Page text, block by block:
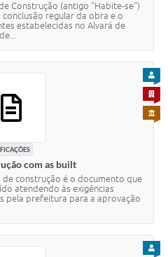
Construção (antigo "Habite-se")
regular da obra e o
estabelecidas no Alvará de
com as built
de construção é o documento que
atendendo às exigências
pela prefeitura para a aprovação
PARA
PARA